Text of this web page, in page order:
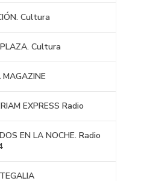
Cultura
Cultura
EXPRESS Radio
EN LA NOCHE. Radio